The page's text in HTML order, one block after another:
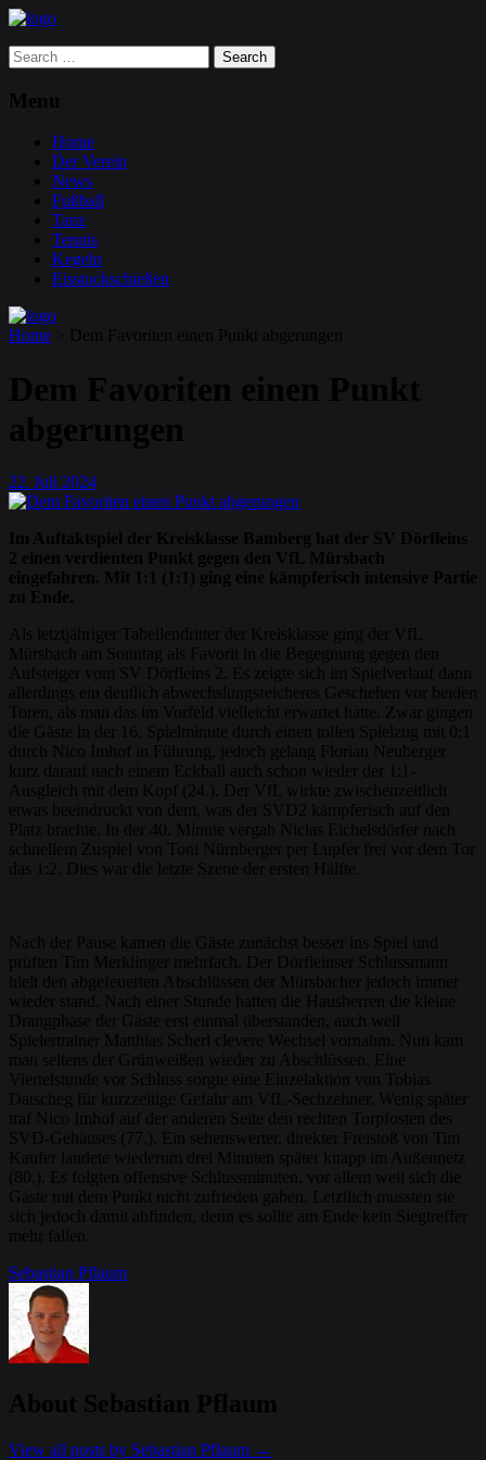
Search
for:
Menu
Home
Der Verein
News
Fußball
Tanz
Tennis
Kegeln
Eisstockschießen
Home Dem Favoriten einen Punkt abgerungen
Dem Favoriten einen Punkt
abgerungen
22. Juli 2024
Im Auftaktspiel der Kreisklasse Bamberg hat der SV Dörfleins
2 einen verdienten Punkt gegen den VfL Mürsbach
eingefahren. Mit 1:1 (1:1) ging eine kämpferisch intensive Partie
zu Ende.
Als letztjähriger Tabellendritter der Kreisklasse ging der VfL
Mürsbach am Sonntag als Favorit in die Begegnung gegen den
Aufsteiger vom SV Dörfleins 2. Es zeigte sich im Spielverlauf dann
allerdings ein deutlich abwechslungsreicheres Geschehen vor beiden
Toren, als man das im Vorfeld vielleicht erwartet hatte. Zwar gingen
die Gäste in der 16. Spielminute durch einen tollen Spielzug mit 0:1
durch Nico Imhof in Führung, jedoch gelang Florian Neuberger
kurz darauf nach einem Eckball auch schon wieder der 1:1-
Ausgleich mit dem Kopf (24.). Der VfL wirkte zwischenzeitlich
etwas beeindruckt von dem, was der SVD2 kämpferisch auf den
Platz brachte. In der 40. Minute vergab Niclas Eichelsdörfer nach
schnellem Zuspiel von Toni Nürnberger per Lupfer frei vor dem Tor
das 1:2. Dies war die letzte Szene der ersten Hälfte.
Nach der Pause kamen die Gäste zunächst besser ins Spiel und
prüften Tim Merklinger mehrfach. Der Dörfleinser Schlussmann
hielt den abgefeuerten Abschlüssen der Mürsbacher jedoch immer
wieder stand. Nach einer Stunde hatten die Hausherren die kleine
Drangphase der Gäste erst einmal überstanden, auch weil
Spielertrainer Matthias Scherl clevere Wechsel vornahm. Nun kam
man seitens der Grünweißen wieder zu Abschlüssen. Eine
Viertelstunde vor Schluss sorgte eine Einzelaktion von Tobias
Datscheg für kurzzeitige Gefahr am VfL-Sechzehner. Wenig später
traf Nico Imhof auf der anderen Seite den rechten Torpfosten des
SVD-Gehäuses (77.). Ein sehenswerter, direkter Freistoß von Tim
Kaufer landete wiederum drei Minuten später knapp im Außennetz
(80.). Es folgten offensive Schlussminuten, vor allem weil sich die
Gäste mit dem Punkt nicht zufrieden gaben. Letztlich mussten sie
sich jedoch damit abfinden, denn es sollte am Ende kein Siegtreffer
mehr fallen.
Sebastian Pflaum
About Sebastian Pflaum
View all posts by Sebastian Pflaum →